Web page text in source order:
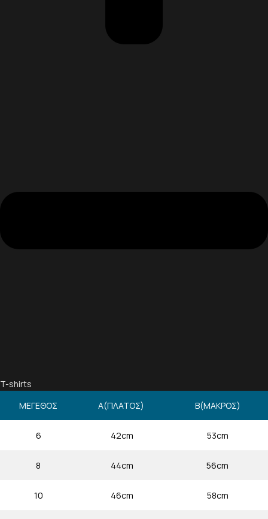
T-shirts
ΜΕΓΕΘΟΣ
Α(ΠΛΑΤΟΣ) Β(ΜΑΚΡΟΣ)
6 42cm 53cm
8 44cm 56cm
10 46cm 58cm